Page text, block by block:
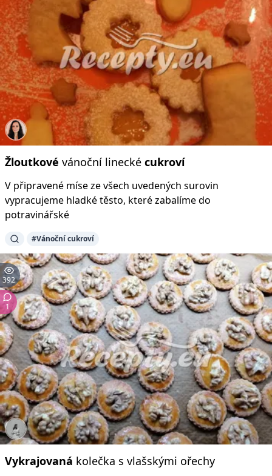
Žloutkové vánoční linecké cukroví
V připravené míse ze všech uvedených surovin
vypracujeme hladké těsto, které zabalíme do
potravinářské
#Vánoční cukroví
392
1
Vykrajovaná kolečka s vlašskými ořechy